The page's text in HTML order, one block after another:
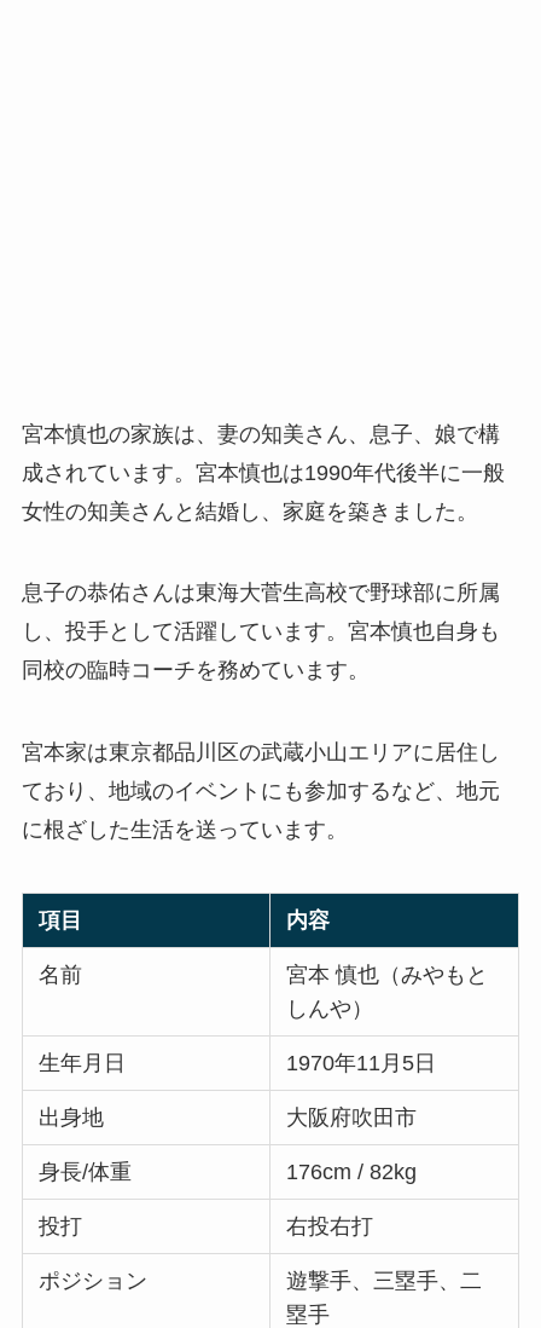
宮本慎也の家族は、妻の知美さん、息子、娘で構
成されています。宮本慎也は1990年代後半に一般
女性の知美さんと結婚し、家庭を築きました。
息子の恭佑さんは東海大菅生高校で野球部に所属
し、投手として活躍しています。宮本慎也自身も
同校の臨時コーチを務めています。
宮本家は東京都品川区の武蔵小山エリアに居住し
ており、地域のイベントにも参加するなど、地元
に根ざした生活を送っています。
項目 内容
名前
宮本 慎也（みやもと
しんや）
生年月日 1970年11月5日
出身地 大阪府吹田市
身長/体重 176cm / 82kg
投打 右投右打
ポジション
遊撃手、三塁手、二
塁手